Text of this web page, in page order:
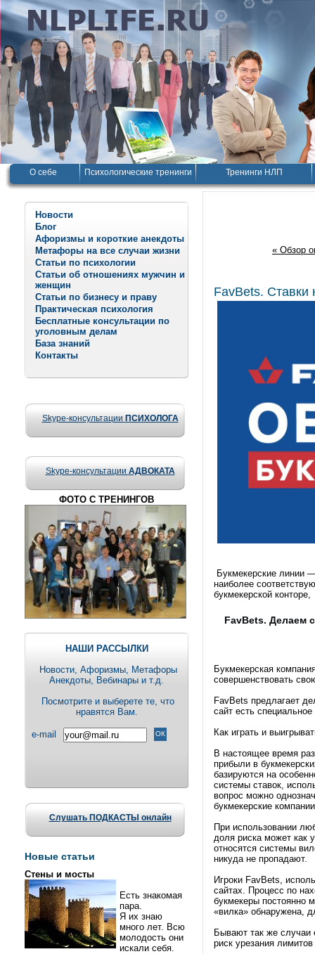
О себе Психологические тренинги Тренинги НЛП
Новости
Блог
Афоризмы и короткие анекдоты
Метафоры на все случаи жизни
Статьи по психологии
Статьи об отношениях мужчин и
женщин
Статьи по бизнесу и праву
Практическая психология
Бесплатные консультации по
уголовным делам
База знаний
Контакты
Skype-консультации ПСИХОЛОГА
Skype-консультации АДВОКАТА
ФОТО С ТРЕНИНГОВ
НАШИ РАССЫЛКИ
Новости, Aфоризмы, Метафоры
Анекдоты, Вебинары и т.д.
Посмотрите и выберете те, что
нравятся Вам.
e-mail
Слушать ПОДКАСТЫ онлайн
Новые статьи
Стены и мосты
Есть знакомая
пара.
Я их знаю
много лет. Всю
молодость они
искали себя.
« Обзор
FavBets. Ставки
Букмекерские линии
наиболее
букмекерской
FavBets. Делаем
Букмекерская
совершенствовать
FavBets предлагает
сайт есть
Как играть и
В настоящее время
прибыли в
базируются на
системы ставок,
вопрос можно
букмекерские
При использовании
доля риска может как
относятся системы
никуда не пропадают.
Игроки FavBets,
сайтах. Процесс по
букмекеры постоянно
«вилка» обнаружена,
Бывают так же случаи
риск урезания